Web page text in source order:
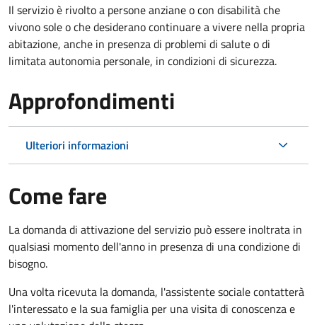
Il servizio è rivolto a persone anziane o con disabilità che
vivono sole o che desiderano continuare a vivere nella propria
abitazione, anche in presenza di problemi di salute o di
limitata autonomia personale, in condizioni di sicurezza.
Approfondimenti
Ulteriori informazioni
Come fare
La domanda di attivazione del servizio può essere inoltrata in
qualsiasi momento dell'anno in presenza di una condizione di
bisogno.
Una volta ricevuta la domanda, l'assistente sociale contatterà
l'interessato e la sua famiglia per una visita di conoscenza e